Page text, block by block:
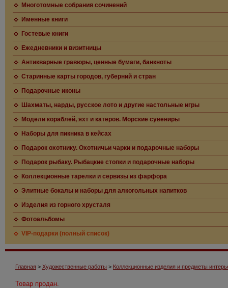
Многотомные собрания сочинений
Именные книги
Гостевые книги
Ежедневники и визитницы
Антикварные гравюры, ценные бумаги, банкноты
Старинные карты городов, губерний и стран
Подарочные иконы
Шахматы, нарды, русское лото и другие настольные игры
Модели кораблей, яхт и катеров. Морские сувениры
Наборы для пикника в кейсах
Подарок охотнику. Охотничьи чарки и подарочные наборы
Подарок рыбаку. Рыбацкие стопки и подарочные наборы
Коллекционные тарелки и сервизы из фарфора
Элитные бокалы и наборы для алкогольных напитков
Изделия из горного хрусталя
Фотоальбомы
VIP-подарки (полный список)
Главная > Художественные работы > Коллекционные изделия и предметы
Товар продан.